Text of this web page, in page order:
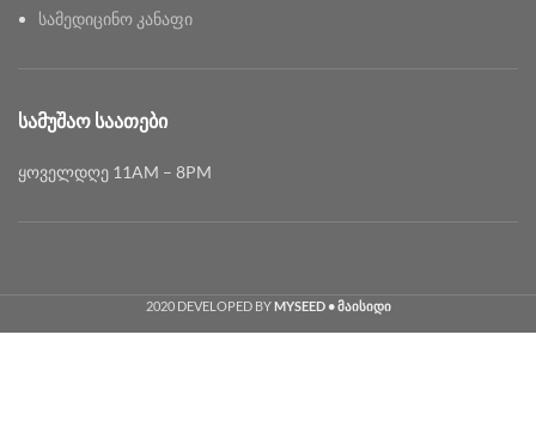
სამედიცინო კანაფი
ᲡᲐᲛᲣᲨᲐᲝ ᲡᲐᲐᲗᲔᲑᲘ
ყოველდღე 11AM – 8PM
2020 DEVELOPED BYMYSEED • მაისიდი